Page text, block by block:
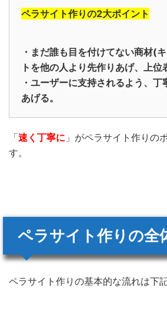
ペラサイト作りの2大ポイント
・まだ誰も目を付けてない商材(
トを他の人より先作りあげ、上位
・ユーザーに支持されるよう、丁
あげる。
「速く丁寧に 」がペラサイト作りの
す。
ペラサイト作りの全
ペラサイト作りの基本的な流れは下